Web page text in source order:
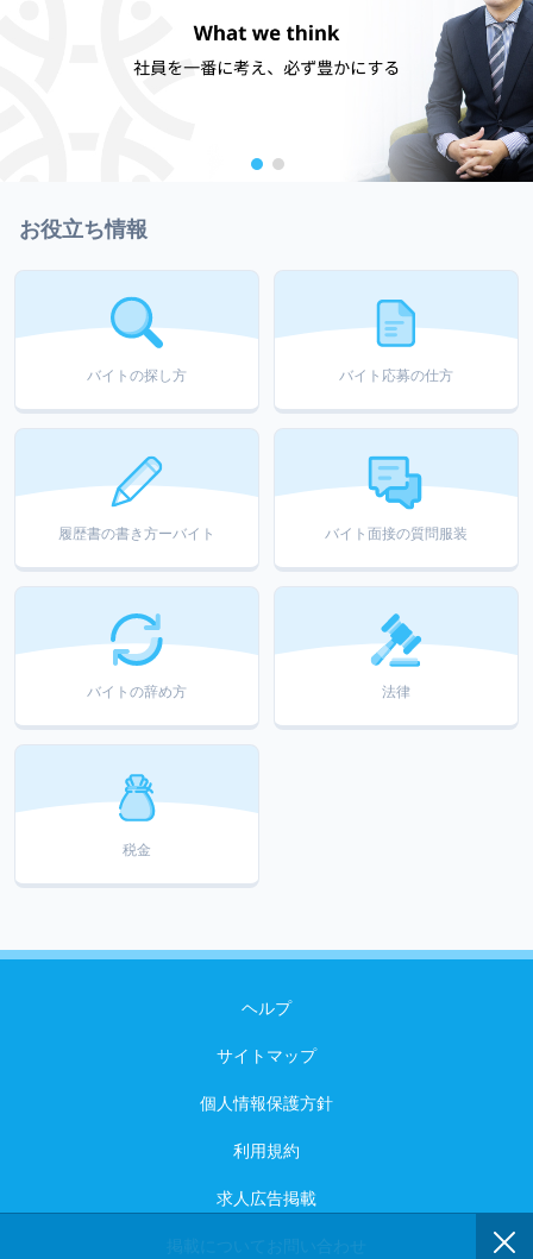
お役立ち情報
バイトの探し方 バイト応募の仕方
履歴書の書き方ーバイト バイト面接の質問服装
バイトの辞め方 法律
税金
ヘルプ
サイトマップ
個人情報保護方針
利用規約
求人広告掲載
掲載についてお問い合わせ